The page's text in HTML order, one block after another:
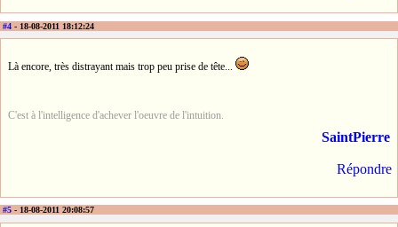
#4 - 18-08-2011 18:12:24
Là encore, très distrayant mais trop peu prise de tête...
C'est à l'intelligence d'achever l'oeuvre de l'intuition.
SaintPierre
Répondre
#5 - 18-08-2011 20:08:57